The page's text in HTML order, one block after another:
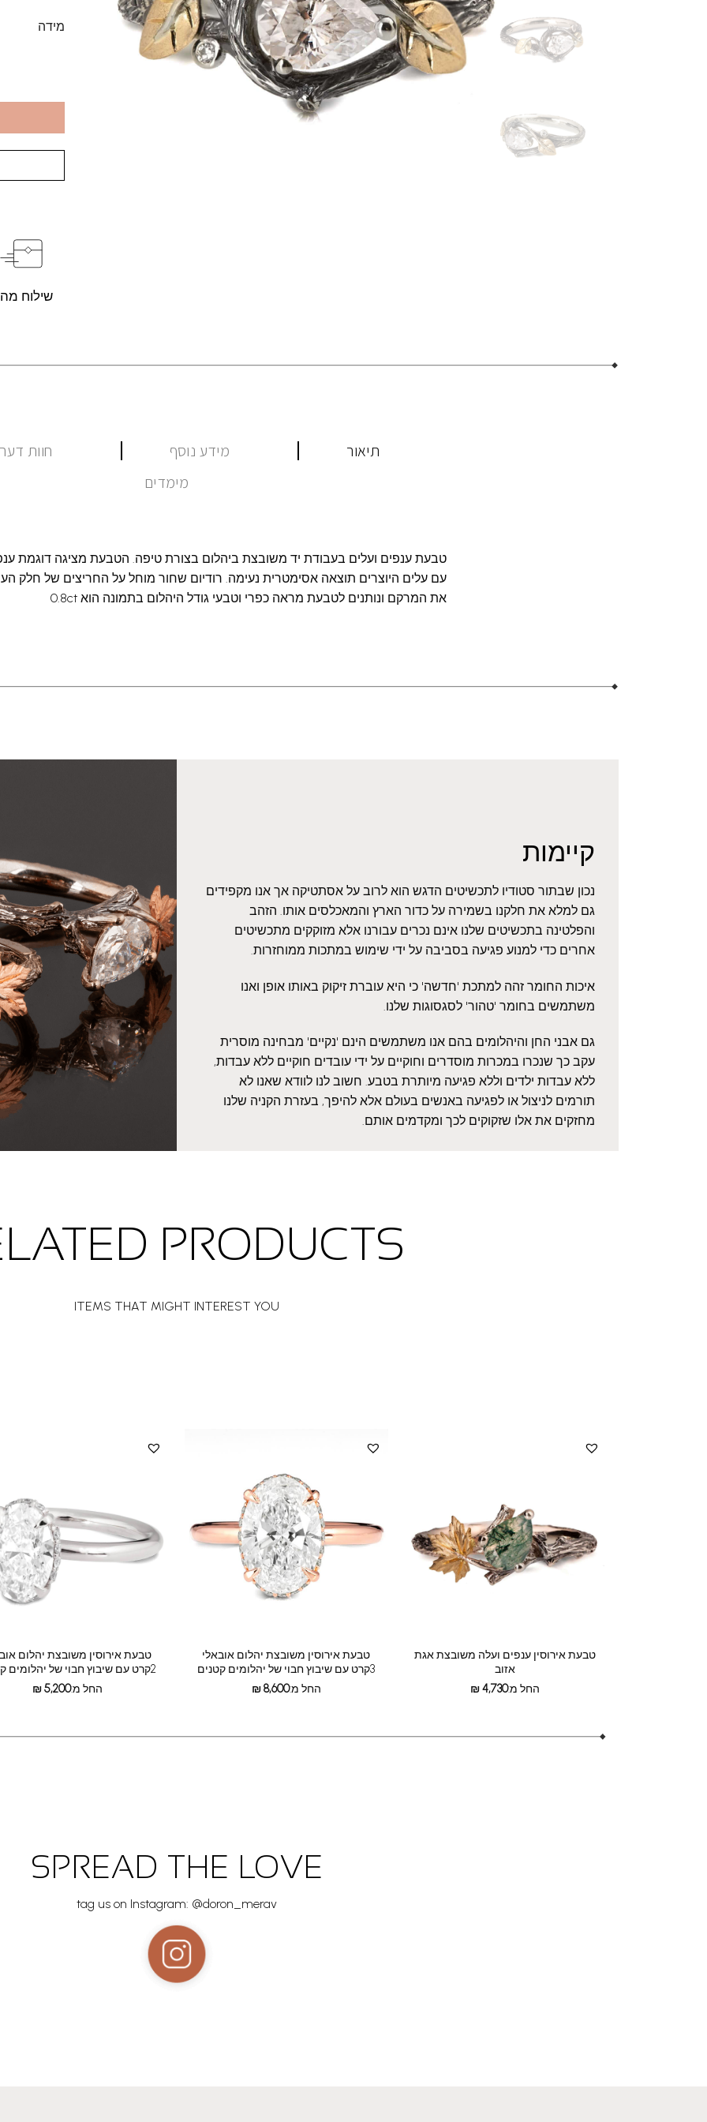
מידה
שילוח
תיאור מידע נוסף
חוות דעת
מימדים
טבעת ענפים ועלים בעבודת יד משובצת ביהלום בצורת טיפה. הטבעת מציגה דוגמת
עם עלים היוצרים תוצאה אסימטרית נעימה. רודיום שחור מוחל על החריצים של חלק
את המרקם ונותנים לטבעת מראה כפרי וטבעי גודל היהלום בתמונה הוא 0.8ct
קיימות
נכון שבתור סטודיו לתכשיטים הדגש הוא לרוב על אסתטיקה אך אנו מקפידים
גם למלא את חלקנו בשמירה על כדור הארץ והמאכלסים אותו. הזהב
והפלטינה בתכשיטים שלנו אינם נכרים עבורנו אלא מזוקקים מתכשיטים
אחרים כדי למנוע פגיעה בסביבה על ידי שימוש במתכות ממוחזרות.
איכות החומר זהה למתכת 'חדשה' כי היא עוברת זיקוק באותו אופן ואנו
משתמשים בחומר 'טהור' לסגסוגות שלנו.
גם אבני החן והיהלומים בהם אנו משתמשים הינם 'נקיים' מבחינה מוסרית
עקב כך שנכרו במכרות מוסדרים וחוקיים על ידי עובדים חוקיים ללא עבדות,
ללא עבדות ילדים וללא פגיעה מיותרת בטבע. חשוב לנו לוודא שאנו לא
תורמים לניצול או לפגיעה באנשים בעולם אלא להיפך, בעזרת הקניה שלנו
מחזקים את אלו שזקוקים לכך ומקדמים אותם.
PRODUCTS
ITEMS THAT MIGHT INTEREST YOU
טבעת אירוסין ענפים ועלה משובצת אגת
אזוב
החל מ:
₪4,730
טבעת אירוסין משובצת יהלום אובאלי
3קרט עם שיבוץ חבוי של יהלומים קטנים
החל מ:
₪8,600
טבעת אירוסין משובצת יהלום
2קרט עם שיבוץ חבוי של יהלומים קטנים
החל מ:
₪5,200
SPREAD THE LOVE
tag us on Instagram: @doron_merav